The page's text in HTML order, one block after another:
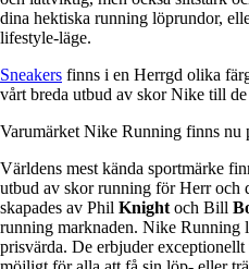
dina hektiska running löprundor,
lifestyle-läge.
Sneakers finns i en Herrgd olika
vårt breda utbud av skor Nike till de
Varumärket Nike Running finns nu
Världens mest kända sportmärke
utbud av skor running för Herr och
skapades av Phil Knight och Bill
running marknaden. Nike Running
prisvärda. De erbjuder